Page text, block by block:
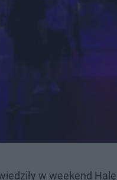
w weekend